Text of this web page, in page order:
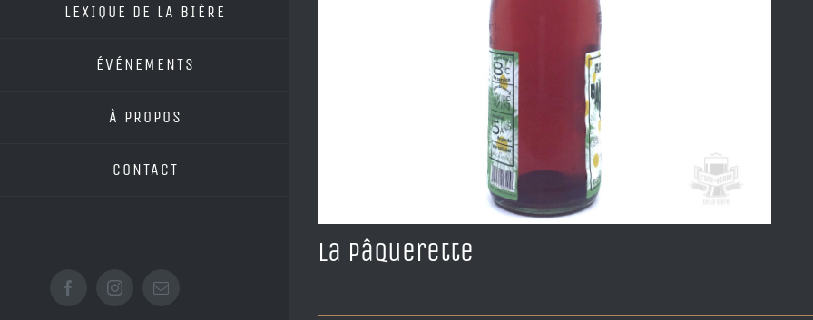
LEXIQUE DE LA BIÈRE
ÉVÉNEMENTS
À PROPOS
CONTACT
FacebookInstagramEmail
La Pâquerette